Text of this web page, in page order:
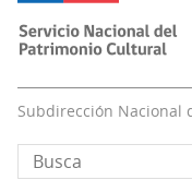
principal
Subdirección Nacional